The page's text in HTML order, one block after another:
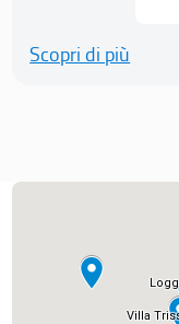
Scopri di più